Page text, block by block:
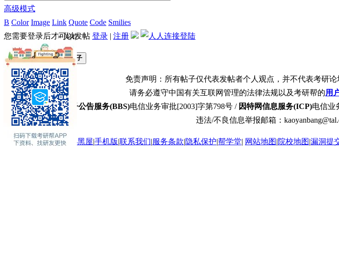
高级模式
B Color Image Link Quote Code Smilies
您需要登录后才可以发帖 登录 | 注册
本版积分规则 发表帖子
免责声明：所有帖子仅代表发帖者个人观点，并不代表考研
请务必遵守中国有关互联网管理的法律法规以及考研帮的用
电子公告服务(BBS)电信业务审批[2003]字第798号 / 因特网信息服务(ICP)电信业
违法/不良信息举报邮箱：
关于我们 商务合作 小黑屋|手机版|联系我们|服务条款|隐私保护|帮学堂| 网站地图|院校地图|漏洞提
× 关闭